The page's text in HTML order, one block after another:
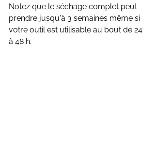
Notez que le séchage complet peut
prendre jusqu'à 3 semaines même si
votre outil est utilisable au bout de 24
à 48 h.